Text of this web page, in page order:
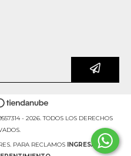
- 2026. TODOS LOS DERECHOS
PARA RECLAMOS INGRESÁ ACÁ.